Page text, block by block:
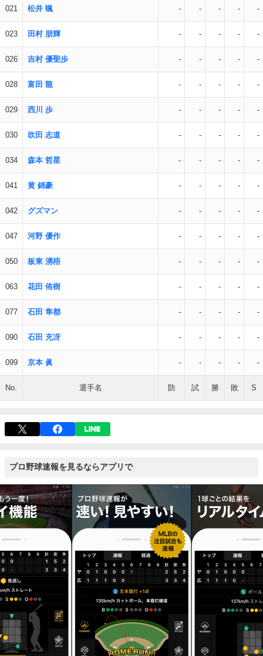
021 松井 颯 - - - - -
023 田村 朋輝 - - - - -
026 吉村 優聖歩 - - - - -
028 富田 龍 - - - - -
029 西川 歩 - - - - -
030 吹田 志道 - - - - -
034 森本 哲星 - - - - -
041 黄 錦豪 - - - - -
042 グズマン - - - - -
047 河野 優作 - - - - -
050 板東 湧梧 - - - - -
063 花田 侑樹 - - - - -
077 石田 隼都 - - - - -
090 石田 充冴 - - - - -
099 京本 眞 - - - - -
No. 選手名 防 試 勝 敗 S
プロ野球速報を見るならアプリで